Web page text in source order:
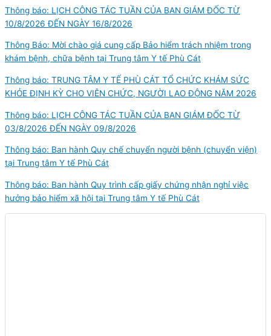
Thông báo: LỊCH CÔNG TÁC TUẦN CỦA BAN GIÁM ĐỐC TỪ
10/8/2026 ĐẾN NGÀY 16/8/2026
Thông Báo: Mời chào giá cung cấp Bảo hiểm trách nhiệm trong
khám bệnh, chữa bệnh tại Trung tâm Y tế Phù Cát
Thông báo: TRUNG TÂM Y TẾ PHÙ CÁT TỔ CHỨC KHÁM SỨC
KHỎE ĐỊNH KỲ CHO VIÊN CHỨC, NGƯỜI LAO ĐỘNG NĂM 2026
Thông báo: LỊCH CÔNG TÁC TUẦN CỦA BAN GIÁM ĐỐC TỪ
03/8/2026 ĐẾN NGÀY 09/8/2026
Thông báo: Ban hành Quy chế chuyển người bệnh (chuyển viện)
tại Trung tâm Y tế Phù Cát
Thông báo: Ban hành Quy trình cấp giấy chứng nhận nghỉ việc
hưởng bảo hiểm xã hội tại Trung tâm Y tế Phù Cát